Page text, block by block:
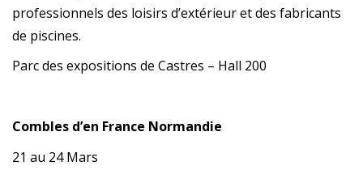
professionnels des loisirs d’extérieur et des fabricants
de piscines.
Parc des expositions de Castres – Hall 200
Combles d’en France Normandie
21 au 24 Mars